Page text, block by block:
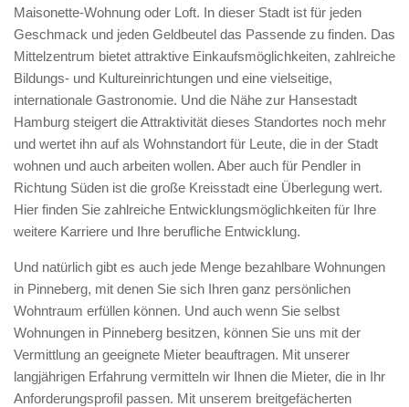
Maisonette-Wohnung oder Loft. In dieser Stadt ist für jeden
Geschmack und jeden Geldbeutel das Passende zu finden. Das
Mittelzentrum bietet attraktive Einkaufsmöglichkeiten, zahlreiche
Bildungs- und Kultureinrichtungen und eine vielseitige,
internationale Gastronomie. Und die Nähe zur Hansestadt
Hamburg steigert die Attraktivität dieses Standortes noch mehr
und wertet ihn auf als Wohnstandort für Leute, die in der Stadt
wohnen und auch arbeiten wollen. Aber auch für Pendler in
Richtung Süden ist die große Kreisstadt eine Überlegung wert.
Hier finden Sie zahlreiche Entwicklungsmöglichkeiten für Ihre
weitere Karriere und Ihre berufliche Entwicklung.
Und natürlich gibt es auch jede Menge bezahlbare Wohnungen
in Pinneberg, mit denen Sie sich Ihren ganz persönlichen
Wohntraum erfüllen können. Und auch wenn Sie selbst
Wohnungen in Pinneberg besitzen, können Sie uns mit der
Vermittlung an geeignete Mieter beauftragen. Mit unserer
langjährigen Erfahrung vermitteln wir Ihnen die Mieter, die in Ihr
Anforderungsprofil passen. Mit unserem breitgefächerten